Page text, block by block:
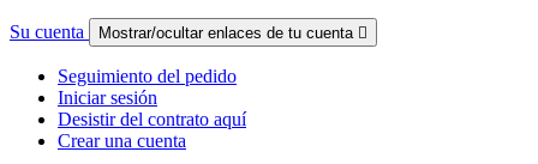
Su cuenta Mostrar/ocultar enlaces de tu cuenta 
Seguimiento del pedido
Iniciar sesión
Desistir del contrato aquí
Crear una cuenta